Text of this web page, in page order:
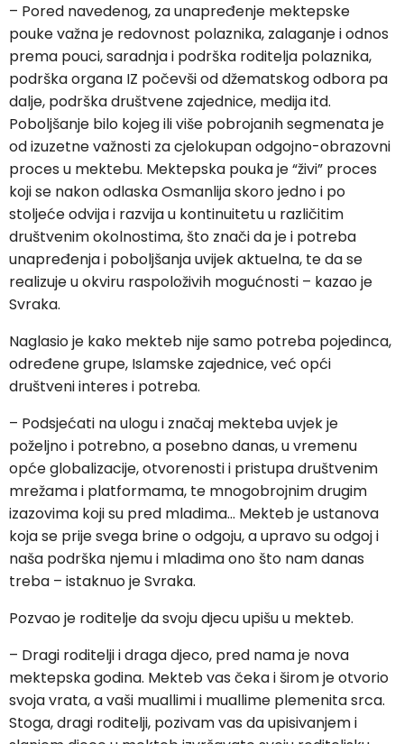
– Pored navedenog, za unapređenje mektepske
pouke važna je redovnost polaznika, zalaganje i odnos
prema pouci, saradnja i podrška roditelja polaznika,
podrška organa IZ počevši od džematskog odbora pa
dalje, podrška društvene zajednice, medija itd.
Poboljšanje bilo kojeg ili više pobrojanih segmenata je
od izuzetne važnosti za cjelokupan odgojno-obrazovni
proces u mektebu. Mektepska pouka je “živi” proces
koji se nakon odlaska Osmanlija skoro jedno i po
stoljeće odvija i razvija u kontinuitetu u različitim
društvenim okolnostima, što znači da je i potreba
unapređenja i poboljšanja uvijek aktuelna, te da se
realizuje u okviru raspoloživih mogućnosti – kazao je
Svraka.
Naglasio je kako mekteb nije samo potreba pojedinca,
određene grupe, Islamske zajednice, već opći
društveni interes i potreba.
– Podsjećati na ulogu i značaj mekteba uvjek je
poželjno i potrebno, a posebno danas, u vremenu
opće globalizacije, otvorenosti i pristupa društvenim
mrežama i platformama, te mnogobrojnim drugim
izazovima koji su pred mladima… Mekteb je ustanova
koja se prije svega brine o odgoju, a upravo su odgoj i
naša podrška njemu i mladima ono što nam danas
treba – istaknuo je Svraka.
Pozvao je roditelje da svoju djecu upišu u mekteb.
– Dragi roditelji i draga djeco, pred nama je nova
mektepska godina. Mekteb vas čeka i širom je otvorio
svoja vrata, a vaši muallimi i muallime plemenita srca.
Stoga, dragi roditelji, pozivam vas da upisivanjem i